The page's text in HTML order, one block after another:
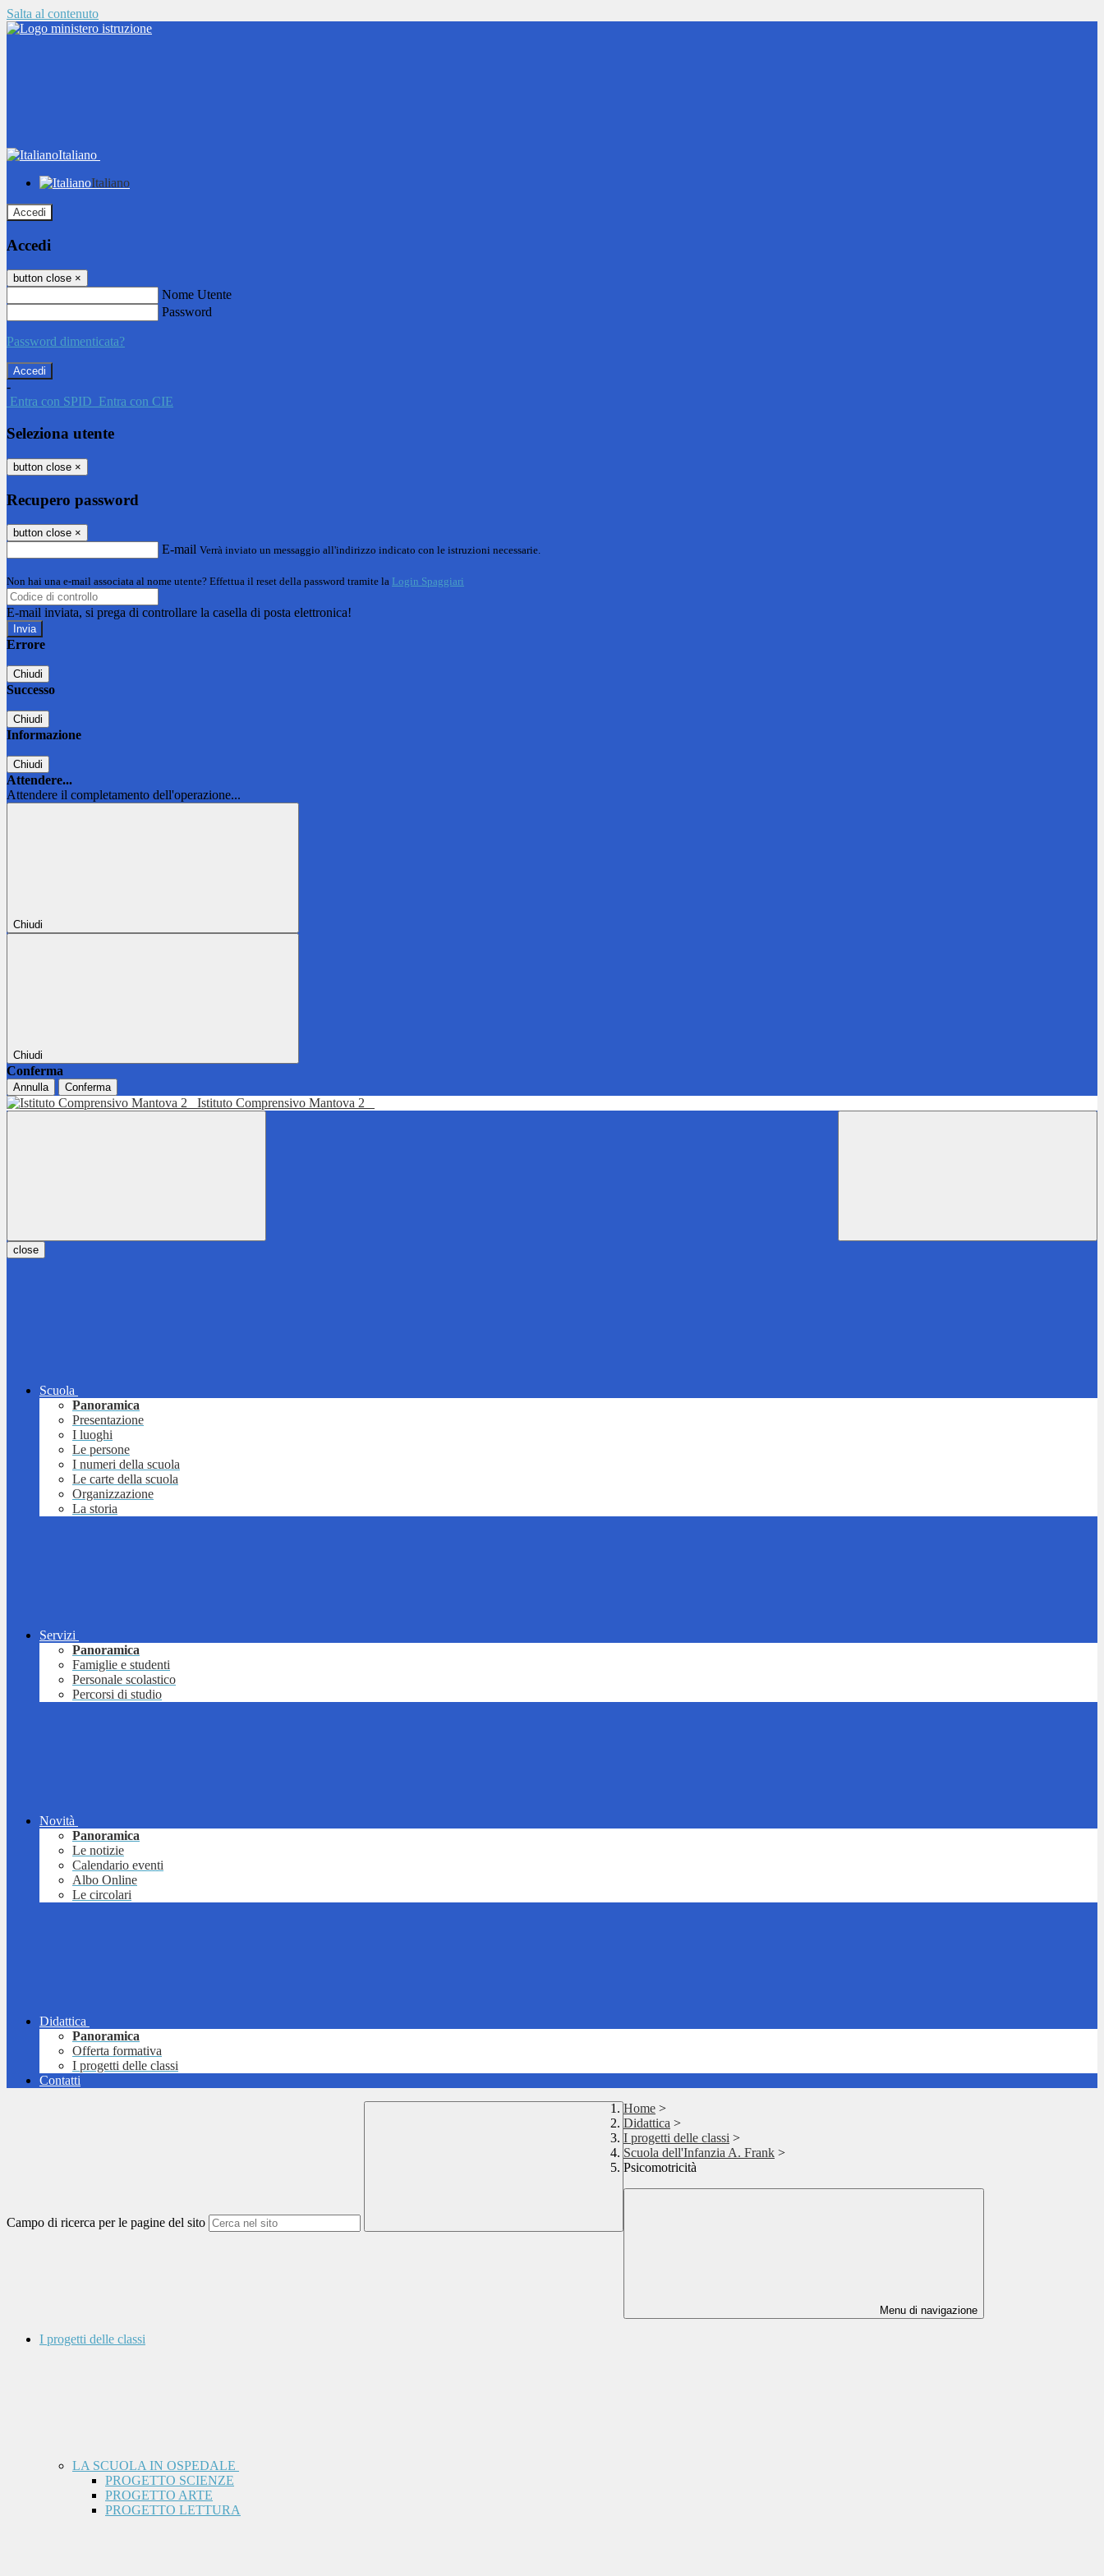
Salta al contenuto
Italiano
Italiano
Accedi
Accedi
button close ×
Nome Utente
Password
Password dimenticata?
-
Entra con SPID Entra con CIE
Seleziona utente
button close ×
Recupero password
button close ×
E-mail Verrà inviato un messaggio all'indirizzo indicato con le istruzioni necessarie.
Non hai una e-mail associata al nome utente? Effettua il reset della password tramite la Login Spaggiari
E-mail inviata, si prega di controllare la casella di posta elettronica!
Errore
Chiudi
Successo
Chiudi
Informazione
Chiudi
Attendere...
Attendere il completamento dell'operazione...
Chiudi
Chiudi
Conferma
Annulla Conferma
Istituto Comprensivo Mantova 2
close
Scuola
Panoramica
Presentazione
I luoghi
Le persone
I numeri della scuola
Le carte della scuola
Organizzazione
La storia
Servizi
Panoramica
Famiglie e studenti
Personale scolastico
Percorsi di studio
Novità
Panoramica
Le notizie
Calendario eventi
Albo Online
Le circolari
Didattica
Panoramica
Offerta formativa
I progetti delle classi
Contatti
Campo di ricerca per le pagine del sito
Home >
Didattica >
I progetti delle classi >
Scuola dell'Infanzia A. Frank >
Psicomotricità
Menu di navigazione
I progetti delle classi
LA SCUOLA IN OSPEDALE
PROGETTO SCIENZE
PROGETTO ARTE
PROGETTO LETTURA